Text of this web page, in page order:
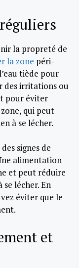
la propreté de
la zone péri-
tiède pour
des irritations ou
pour éviter
qui peut
à se lécher.
signes de
alimentation
et peut réduire
lécher. En
éviter que le
et